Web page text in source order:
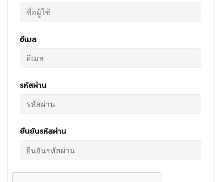
อีเมล
รหัสผ่าน
ยืนยันรหัสผ่าน